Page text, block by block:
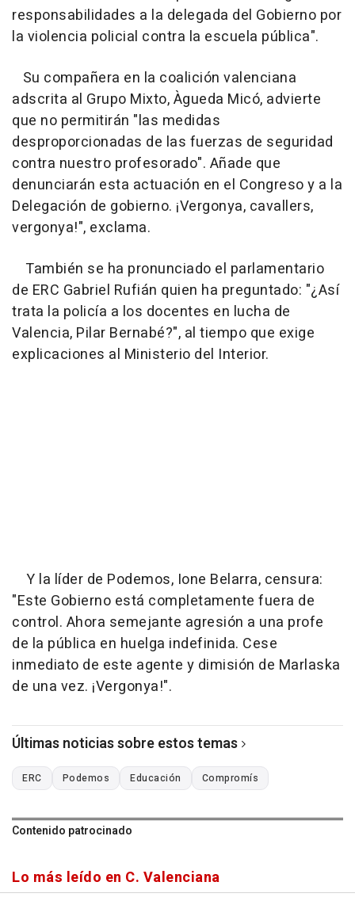
responsabilidades a la delegada del Gobierno por
la violencia policial contra la escuela pública".
Su compañera en la coalición valenciana
adscrita al Grupo Mixto, Àgueda Micó, advierte
que no permitirán "las medidas
desproporcionadas de las fuerzas de seguridad
contra nuestro profesorado". Añade que
denunciarán esta actuación en el Congreso y a la
Delegación de gobierno. ¡Vergonya, cavallers,
vergonya!", exclama.
También se ha pronunciado el parlamentario
de ERC Gabriel Rufián quien ha preguntado: "¿Así
trata la policía a los docentes en lucha de
Valencia, Pilar Bernabé?", al tiempo que exige
explicaciones al Ministerio del Interior.
Y la líder de Podemos, Ione Belarra, censura:
"Este Gobierno está completamente fuera de
control. Ahora semejante agresión a una profe
de la pública en huelga indefinida. Cese
inmediato de este agente y dimisión de Marlaska
de una vez. ¡Vergonya!".
Últimas noticias sobre estos temas
ERC Podemos Educación Compromís
Contenido patrocinado
Lo más leído en C. Valenciana